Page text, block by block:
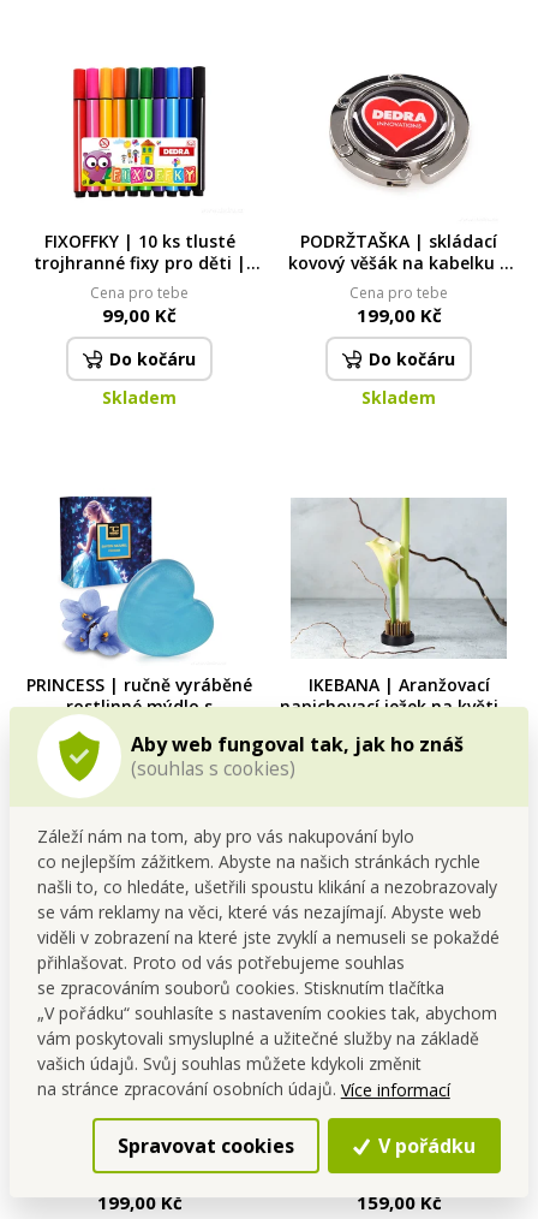
Aby web fungoval tak, jak ho znáš
(souhlas s cookies)
Záleží nám na tom, aby pro vás nakupování bylo
co nejlepším zážitkem. Abyste na našich stránkách rychle
našli to, co hledáte, ušetřili spoustu klikání a nezobrazovaly
se vám reklamy na věci, které vás nezajímají. Abyste web
viděli v zobrazení na které jste zvyklí a nemuseli se pokaždé
přihlašovat. Proto od vás potřebujeme souhlas
se zpracováním souborů cookies. Stisknutím tlačítka
„V pořádku“ souhlasíte s nastavením cookies tak, abychom
vám poskytovali smysluplné a užitečné služby na základě
vašich údajů. Svůj souhlas můžete kdykoli změnit
na stránce zpracování osobních údajů. Více informací
Spravovat cookies V pořádku
FIXOFFKY | 10 ks tlusté
trojhranné fixy pro děti |
pohodlný úchop & syté
barvy
Cena pro tebe
99,00 Kč
Do kočáru
Skladem
PODRŽTAŠKA | skládací
kovový věšák na kabelku k
zavěšení na stůl
Cena pro tebe
199,00 Kč
Do kočáru
Skladem
PRINCESS | ručně vyráběné
rostlinné mýdlo s
kokosovým olejem &
glycerinem | 85 g
Cena pro tebe
129,00 Kč
Do kočáru
Skladem
IKEBANA | Aranžovací
napichovací ježek na květiny
Cena pro tebe
199,00 Kč
Do kočáru
Skladem
RATAN | samozavlažovací
květináč závěsný | imitace
ratanu | bílý | Ø 22 cm
Cena pro tebe
199,00 Kč
NAMASTÉ | exkluzivní šetrný
sprchový gel s glycerinem &
Aloe vera | 320 ml |
LEGENDS
Cena pro tebe
159,00 Kč